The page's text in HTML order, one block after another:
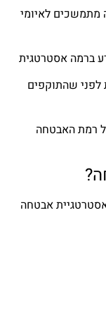
מתמשכים לאיומי
ברמה אסטרטגית
לפני שהתוקפים
רמת האבטחה
אבטחה